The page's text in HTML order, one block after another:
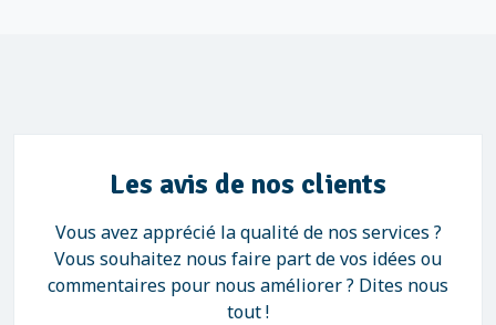
Les avis de nos clients
Vous avez apprécié la qualité de nos services ?
Vous souhaitez nous faire part de vos idées ou
commentaires pour nous améliorer ? Dites nous
tout !